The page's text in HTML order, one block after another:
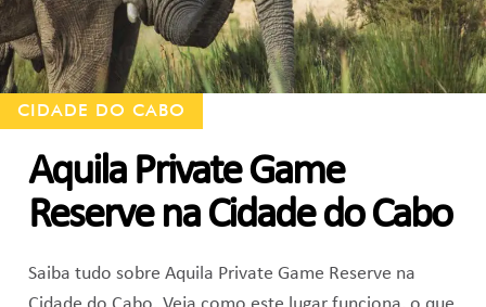
CIDADE DO CABO
Aquila Private Game
Reserve na Cidade do Cabo
Saiba tudo sobre Aquila Private Game Reserve na